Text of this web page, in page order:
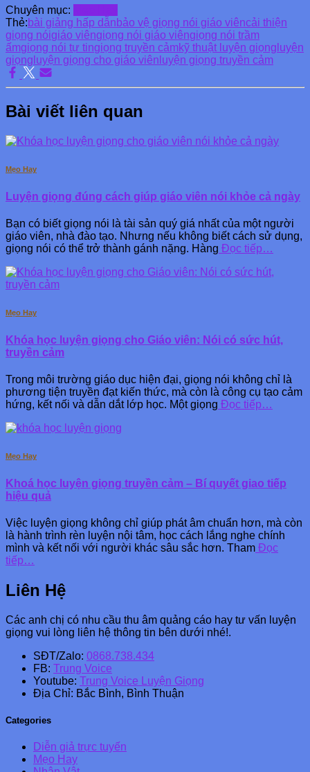
Chuyên mục:
Thẻ:bài giảng hấp dẫnbảo vệ giọng nói giáo viêncải thiện
giọng nóigiáo viêngiọng nói giáo viêngiọng nói trầm
ấmgiọng nói tự tingiọng truyền cảmkỹ thuật luyện giọng luyện
giọng luyện giọng cho giáo viên luyện giọng truyền cảm
Bài viết liên quan
Mẹo Hay
Luyện giọng đúng cách giúp giáo viên nói khỏe cả ngày
Bạn có biết giọng nói là tài sản quý giá nhất của một người
giáo viên, nhà đào tạo. Nhưng nếu không biết cách sử dụng,
giọng nói có thể trở thành gánh nặng. Hàng Đọc tiếp…
Mẹo Hay
Khóa học luyện giọng cho Giáo viên: Nói có sức hút,
truyền cảm
Trong môi trường giáo dục hiện đại, giọng nói không chỉ là
phương tiện truyền đạt kiến thức, mà còn là công cụ tạo cảm
hứng, kết nối và dẫn dắt lớp học. Một giọng Đọc tiếp…
Mẹo Hay
Khoá học luyện giọng truyền cảm – Bí quyết giao tiếp
hiệu quả
Việc luyện giọng không chỉ giúp phát âm chuẩn hơn, mà còn
là hành trình rèn luyện nội tâm, học cách lắng nghe chính
mình và kết nối với người khác sâu sắc hơn. Tham Đọc
tiếp…
Liên Hệ
Các anh chị có nhu cầu thu âm quảng cáo hay tư vấn luyện
giọng vui lòng liên hệ thông tin bên dưới nhé!.
SĐT/Zalo: 0868.738.434
FB: Trung Voice
Youtube: Trung Voice Luyện Giọng
Địa Chỉ: Bắc Bình, Bình Thuận
Categories
Diễn giả trực tuyến
Mẹo Hay